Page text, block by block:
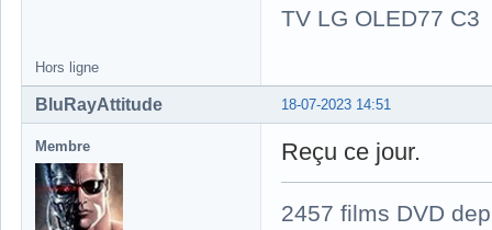
TV LG OLED77 C3
Hors ligne
18-07-2023 14:51
BluRayAttitude
Membre Reçu ce jour.
2457 films DVD